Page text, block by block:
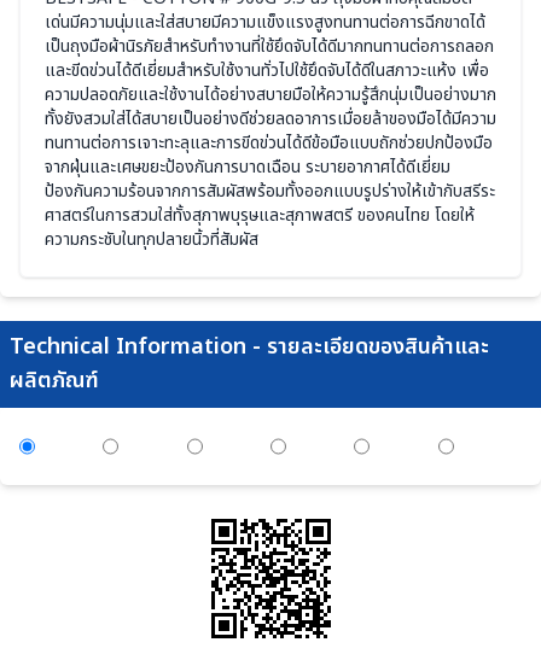
เด่นมีความนุ่มและใส่สบายมีความแข็งแรงสูงทนทานต่อการฉีกขาดได้
เป็นถุงมือผ้านิรภัยสำหรับทำงานที่ใช้ยึดจับได้ดีมากทนทานต่อการถลอก
และขีดข่วนได้ดีเยี่ยมสำหรับใช้งานทั่วไปใช้ยึดจับได้ดีในสภาวะแห้ง เพื่อ
ความปลอดภัยและใช้งานได้อย่างสบายมือให้ความรู้สึกนุ่มเป็นอย่างมาก
ทั้งยังสวมใส่ได้สบายเป็นอย่างดีช่วยลดอาการเมื่อยล้าของมือได้มีความ
ทนทานต่อการเจาะทะลุและการขีดข่วนได้ดีข้อมือแบบถักช่วยปกป้องมือ
จากฝุ่นและเศษขยะป้องกันการบาดเฉือน ระบายอากาศได้ดีเยี่ยม
ป้องกันความร้อนจากการสัมผัสพร้อมทั้งออกแบบรูปร่างให้เข้ากับสรีระ
ศาสตร์ในการสวมใส่ทั้งสุภาพบุรุษและสุภาพสตรี ของคนไทย โดยให้
ความกระชับในทุกปลายนิ้วที่สัมผัส
Technical Information - รายละเอียดของสินค้าและ
ผลิตภัณฑ์